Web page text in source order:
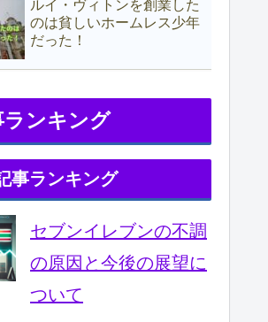
ルイ・ヴィトンを創業した
のは貧しいホームレス少年
だった！
ランキング
事ランキング
セブンイレブンの不調
の原因と今後の展望に
ついて